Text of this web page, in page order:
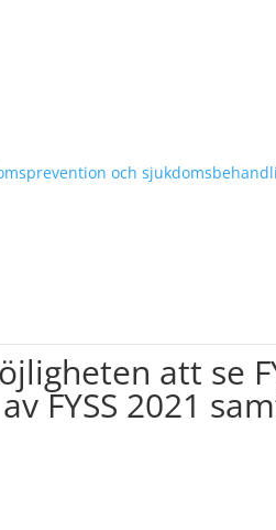
att se FYSS-symposiet från
att se
FYSS 2021